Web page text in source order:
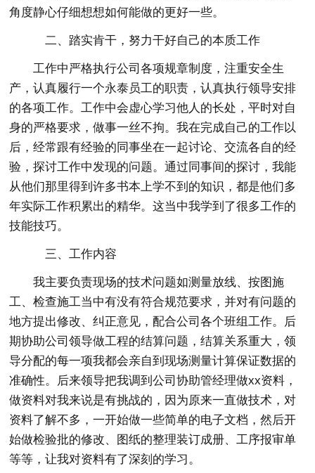
角度静心仔细想想如何能做的更好一些。
二、踏实肯干，努力干好自己的本质工作
工作中严格执行公司各项规章制度，注重安全生
产，认真履行一个永泰员工的职责，认真执行领导安排
的各项工作。工作中会虚心学习他人的长处，平时对自
身的严格要求，做事一丝不拘。我在完成自己的工作以
后，经常跟有经验的同事坐在一起讨论、交流各自的经
验，探讨工作中发现的问题。通过同事间的探讨，我能
从他们那里得到许多书本上学不到的知识，都是他们多
年实际工作积累出的精华。这当中我学到了很多工作的
技能技巧。
三、工作内容
我主要负责现场的技术问题如测量放线、按图施
工、检查施工当中有没有符合规范要求，并对有问题的
地方提出修改、纠正意见，配合公司各个班组工作。后
期协助公司领导做工程的结算问题，结算关系重大，领
导分配的每一项我都会亲自到现场测量计算保证数据的
准确性。后来领导把我调到公司协助管经理做xx资料，
做资料对我来说是有挑战的，因为原来一直做技术，对
资料了解不多，一开始做一些简单的电子文档，然后开
始做检验批的修改、图纸的整理装订成册、工序报审单
等等，让我对资料有了深刻的学习。